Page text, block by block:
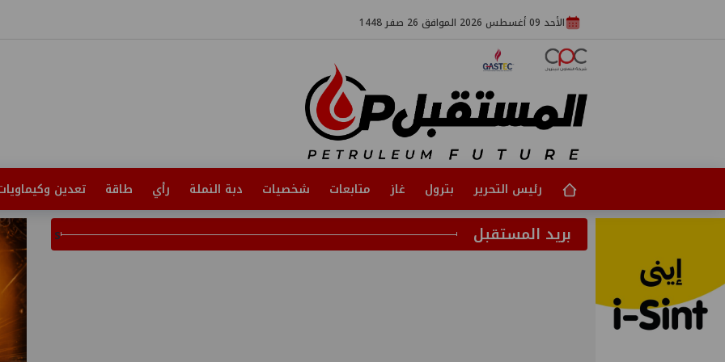
الأحد 09 أغسطس 2026 الموافق 26 صفر 1448
رئيس التحرير بترول غاز متابعات شخصيات دبة النملة رأي طاقة تعدين
بريد المستقبل s